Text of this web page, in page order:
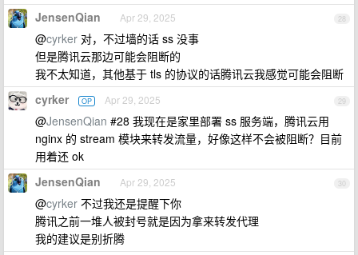
28
JensenQian Apr 29, 2025
@cyrker 对，不过墙的话 ss 没事
但是腾讯云那边可能会阻断的
我不太知道，其他基于 tls 的协议的话腾讯云我感觉可能会阻断
29
cyrker OP Apr 29, 2025
@JensenQian #28 我现在是家里部署 ss 服务端，腾讯云用
nginx 的 stream 模块来转发流量，好像这样不会被阻断？目前
用着还 ok
30
JensenQian Apr 29, 2025
@cyrker 不过我还是提醒下你
腾讯之前一堆人被封号就是因为拿来转发代理
我的建议是别折腾